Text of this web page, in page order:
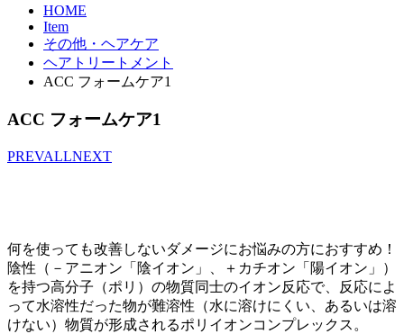
HOME
Item
その他・ヘアケア
ヘアトリートメント
ACC フォームケア1
ACC フォームケア1
PREVALLNEXT
何を使っても改善しないダメージにお悩みの方におすすめ！
陰性（－アニオン「陰イオン」、＋カチオン「陽イオン」）
を持つ高分子（ポリ）の物質同士のイオン反応で、反応によ
って水溶性だった物が難溶性（水に溶けにくい、あるいは溶
けない）物質が形成されるポリイオンコンプレックス。